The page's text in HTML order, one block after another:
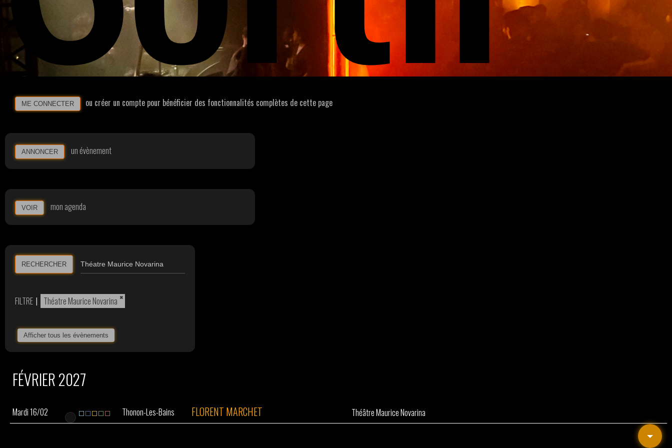
ME CONNECTER ou créer un compte pour bénéficier des fonctionnalités complètes de cette page
ANNONCER un évènement
VOIR mon agenda
RECHERCHER
FILTRE | ×
Théatre Maurice Novarina
Afficher tous les évènements
FÉVRIER 2027
Mardi 16/02 Thonon-Les-Bains FLORENT MARCHET Théâtre Maurice Novarina